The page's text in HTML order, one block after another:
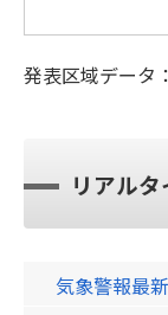
発表区域データ：
リアル
気象警報最